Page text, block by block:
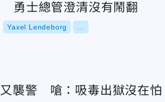
勇士總管澄清沒有鬧翻
Yaxel Lendeborg
襲警 嗆：吸毒出獄沒在怕